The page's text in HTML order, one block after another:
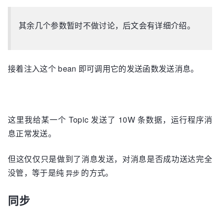
其余几个参数暂时不做讨论，后文会有详细介绍。
接着注入这个 bean 即可调用它的发送函数发送消息。
这里我给某一个 Topic 发送了 10W 条数据，运行程序消
息正常发送。
但这仅仅只是做到了消息发送，对消息是否成功送达完全
没管，等于是纯 异步 的方式。
同步